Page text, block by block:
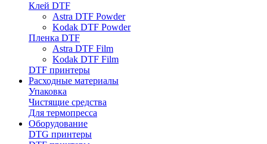
Клей DTF
Astra DTF Powder
Kodak DTF Powder
Пленка DTF
Astra DTF Film
Kodak DTF Film
DTF принтеры
Расходные материалы
Упаковка
Чистящие средства
Для термопресса
Оборудование
DTG принтеры